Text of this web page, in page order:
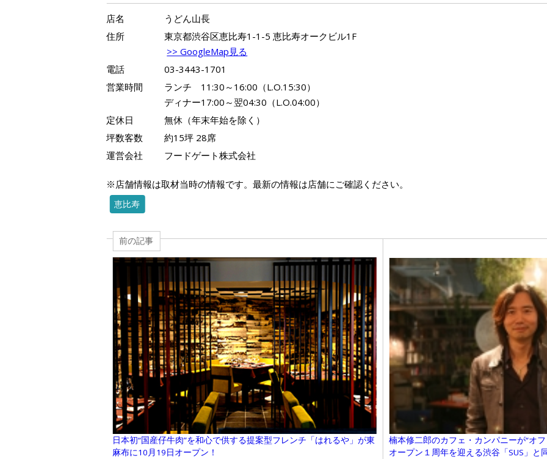
店名
うどん山長
住所
東京都渋谷区恵比寿1-1-5 恵比寿オークビル1F
>> GoogleMap見る
電話
03-3443-1701
営業時間
ランチ 11:30～16:00（L.O.15:30）
ディナー17:00～翌04:30（L.O.04:00）
定休日
無休（年末年始を除く）
坪数客数
約15坪 28席
運営会社
フードゲート株式会社
※店舗情報は取材当時の情報です。最新の情報は店舗にご確認ください。
恵比寿
前の記事
日本初“国産仔牛肉”を和心で供する提案型フレンチ「はれるや」が東
麻布に10月19日オープン！
楠本修二郎のカフェ・カンパニーが“オ
オープン１周年を迎える渋谷「SUS」と